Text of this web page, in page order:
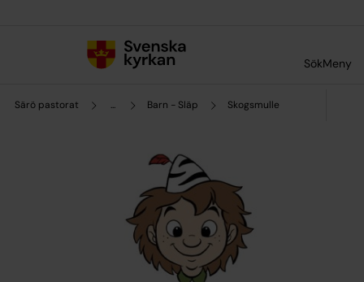
SökMeny
Särö pastorat ... Barn - Släp Skogsmulle